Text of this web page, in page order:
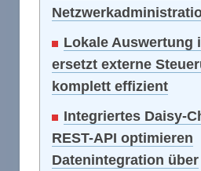
Lokale Auswertung
ersetzt externe
komplett effizient
Integriertes Daisy-
REST-API optimieren
Datenintegration über